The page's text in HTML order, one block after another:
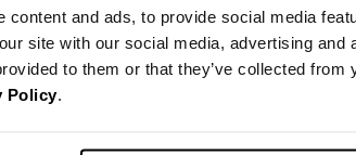
content and ads, to provide social media
site with our social media, advertising
to them or that they’ve collected
Policy.